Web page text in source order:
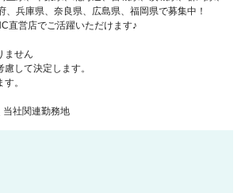
、兵庫県、奈良県、広島県、福岡県で募集中！
直営店でご活躍いただけます♪
ません
して決定します。
。
当社関連勤務地